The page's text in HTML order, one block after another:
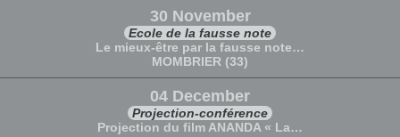
30 November
Ecole de la fausse note
Le mieux-être par la fausse note…
MOMBRIER (33)
04 December
Projection-conférence
Projection du film ANANDA « La…